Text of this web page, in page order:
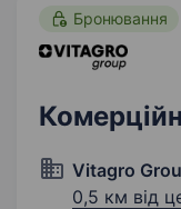
Бронювання
Vitagro
0,5 км від